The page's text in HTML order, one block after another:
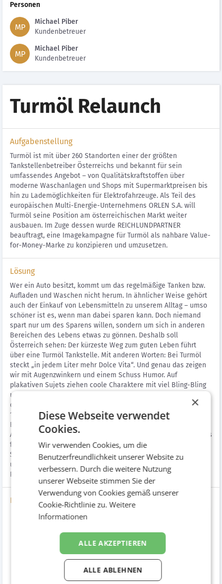
Personen
MP
Michael Piber
Kundenbetreuer
MP
Michael Piber
Kundenbetreuer
Turmöl Relaunch
Aufgabenstellung
Turmöl ist mit über 260 Standorten einer der größten
Tankstellenbetreiber Österreichs und bekannt für sein
umfassendes Angebot – von Qualitätskraftstoffen über
moderne Waschanlagen und Shops mit Supermarktpreisen bis
hin zu Lademöglichkeiten für Elektrofahrzeuge. Als Teil des
europäischen Multi-Energie-Unternehmens ORLEN S.A. will
Turmöl seine Position am österreichischen Markt weiter
ausbauen. Im Zuge dessen wurde REICHLUNDPARTNER
beauftragt, eine Imagekampagne für Turmöl als nahbare Value-
for-Money-Marke zu konzipieren und umzusetzen.
Lösung
Wer ein Auto besitzt, kommt um das regelmäßige Tanken bzw.
Aufladen und Waschen nicht herum. In ähnlicher Weise gehört
auch der Einkauf von Lebensmitteln zu unserem Alltag – umso
schöner ist es, wenn man dabei sparen kann. Doch niemand
spart nur um des Sparens willen, sondern um sich in anderen
Bereichen des Lebens etwas zu gönnen. Deshalb soll
Österreich sehen: Der kürzeste Weg zum guten Leben führt
über eine Turmöl Tankstelle. Mit anderen Worten: Bei Turmöl
steckt „in jedem Liter mehr Dolce Vita“. Und genau das zeigen
wir mit Augenzwinkern und einem Schuss Humor. Auf
plakativen Sujets ziehen coole Charaktere mit viel Bling-Bling
und eingängigen Sprüchen die Aufmerksamkeit auf sich – und
die Mundwinkel der Österreicher:innen nach oben. So sorgen
16-Bogen-, 24-Bogen- und 48-Bogen-Plakate sowie eine 48-
Bogen-Formatsprengung, lustige Hörfunkspots, POS-
Aktivierungen und Platzierungen über alle digitalen Touchpoints
für gute Laune. Auf Produktebene wird die Kampagne durch
Sales Promotions mit eigenen Hörfunkspots und Sujets
unterstützt. Für den perfekten Mediamix sorgt einmal mehr
REICHLUNDPARTNER Media.
Bilder
×
Diese Webseite verwendet
Cookies.
Wir verwenden Cookies, um die
Benutzerfreundlichkeit unserer Website zu
verbessern. Durch die weitere Nutzung
unserer Webseite stimmen Sie der
Verwendung von Cookies gemäß unserer
Cookie-Richtlinie zu.Weitere
Informationen
ALLE AKZEPTIEREN
ALLE ABLEHNEN